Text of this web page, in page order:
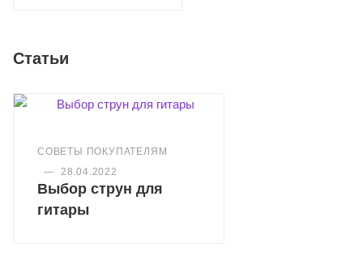
Статьи
СОВЕТЫ ПОКУПАТЕЛЯМ
—
28.04.2022
Выбор струн для
гитары